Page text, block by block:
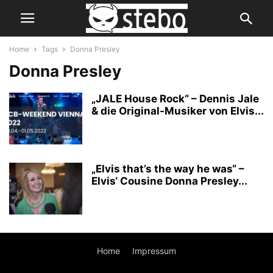
Home Tags Donna Presley
Donna Presley
„JALE House Rock“ – Dennis Jale
& die Original-Musiker von Elvis...
„Elvis that’s the way he was“ –
Elvis‘ Cousine Donna Presley...
Home Impressum